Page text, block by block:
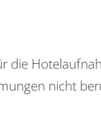
die
nicht